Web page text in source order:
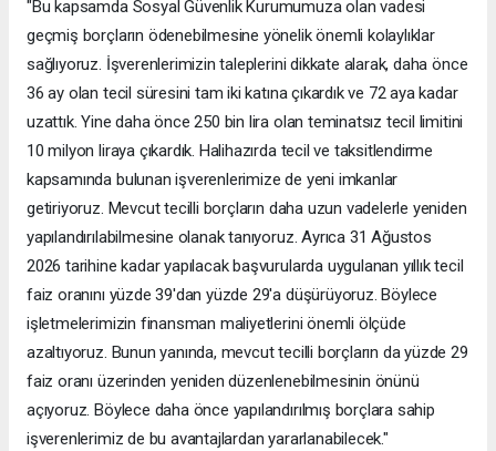
"Bu kapsamda Sosyal Güvenlik Kurumumuza olan vadesi
geçmiş borçların ödenebilmesine yönelik önemli kolaylıklar
sağlıyoruz. İşverenlerimizin taleplerini dikkate alarak, daha önce
36 ay olan tecil süresini tam iki katına çıkardık ve 72 aya kadar
uzattık. Yine daha önce 250 bin lira olan teminatsız tecil limitini
10 milyon liraya çıkardık. Halihazırda tecil ve taksitlendirme
kapsamında bulunan işverenlerimize de yeni imkanlar
getiriyoruz. Mevcut tecilli borçların daha uzun vadelerle yeniden
yapılandırılabilmesine olanak tanıyoruz. Ayrıca 31 Ağustos
2026 tarihine kadar yapılacak başvurularda uygulanan yıllık tecil
faiz oranını yüzde 39'dan yüzde 29'a düşürüyoruz. Böylece
işletmelerimizin finansman maliyetlerini önemli ölçüde
azaltıyoruz. Bunun yanında, mevcut tecilli borçların da yüzde 29
faiz oranı üzerinden yeniden düzenlenebilmesinin önünü
açıyoruz. Böylece daha önce yapılandırılmış borçlara sahip
işverenlerimiz de bu avantajlardan yararlanabilecek."